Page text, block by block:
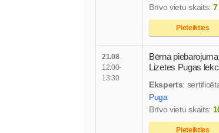
Brīvo vietu skaits: 7
Pieteikties
21.08
12:00-
13:30
Bērna
Lizetes Pugas
Eksperts:
Puga
Brīvo vietu skaits:
Pieteikties